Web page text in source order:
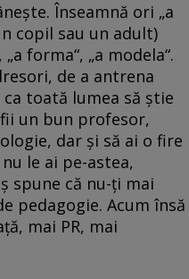
Înseamnă ori „a
copil sau un adult)
forma“, „a modela“.
de a antrena
toată lumea să ştie
fii un bun profesor,
dar şi să ai o fire
le ai pe-astea,
spune că nu-ţi mai
pedagogie. Acum însă
mai PR, mai